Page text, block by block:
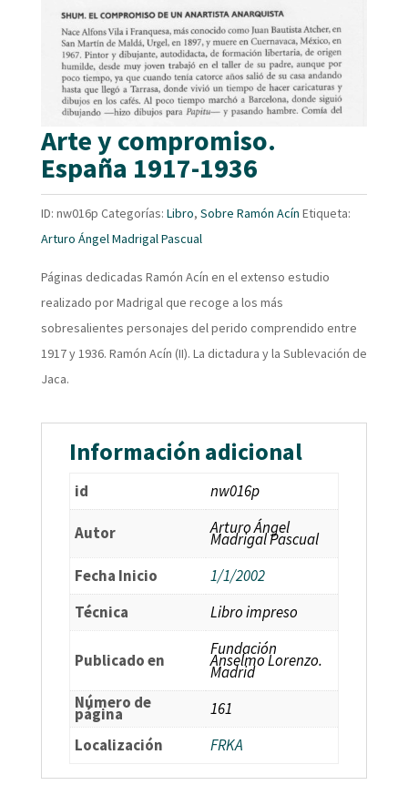
Arte y compromiso.
España 1917-1936
ID: nw016p Categorías: Libro, Sobre Ramón Acín Etiqueta:
Arturo Ángel Madrigal Pascual
Páginas dedicadas Ramón Acín en el extenso estudio
realizado por Madrigal que recoge a los más
sobresalientes personajes del perido comprendido entre
1917 y 1936. Ramón Acín (II). La dictadura y la Sublevación de
Jaca.
Información adicional
id nw016p
Autor Arturo Ángel
Madrigal Pascual
Fecha Inicio
1/1/2002
Técnica
Libro impreso
Publicado en
Fundación
Anselmo Lorenzo.
Madrid
Número de
página
161
Localización
FRKA